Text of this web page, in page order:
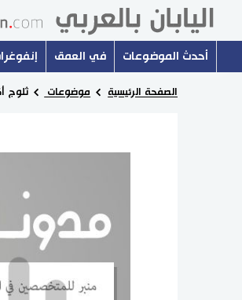
أحدث الموضوعات في العمق
الصفحة الرئيسية موضوعات ثلوج